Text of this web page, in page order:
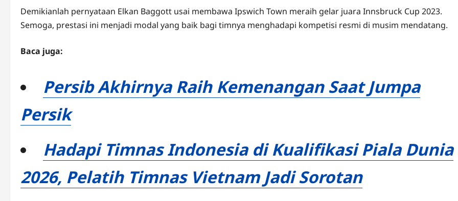
Demikianlah pernyataan Elkan Baggott usai membawa Ipswich Town meraih gelar juara Innsbruck Cup 2023.
Semoga, prestasi ini menjadi modal yang baik bagi timnya menghadapi kompetisi resmi di musim mendatang.
Baca juga:
Persib Akhirnya Raih Kemenangan Saat Jumpa
Persik
Hadapi Timnas Indonesia di Kualifikasi Piala Dunia
2026, Pelatih Timnas Vietnam Jadi Sorotan